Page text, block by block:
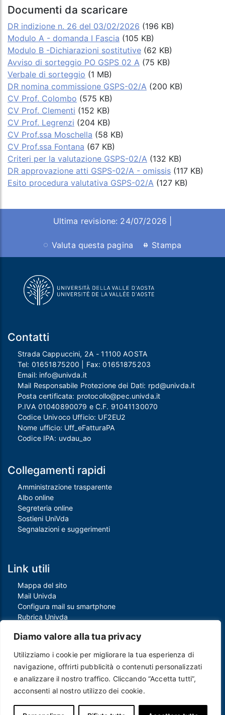
Diamo valore alla tua privacy
Utilizziamo i cookie per migliorare la tua esperienza di
navigazione, offrirti pubblicità o contenuti personalizzati
e analizzare il nostro traffico. Cliccando “Accetta tutti”,
acconsenti al nostro utilizzo dei cookie.
Documenti da scaricare
DR indizione n. 26 del 03/02/2026 (196 KB)
Modulo A - domanda I Fascia (105 KB)
Modulo B -Dichiarazioni sostitutive (62 KB)
Avviso di sorteggio PO GSPS 02 A (75 KB)
Verbale di sorteggio (1 MB)
DR nomina commissione GSPS-02/A (200 KB)
CV Prof. Colombo (575 KB)
CV Prof. Clementi (152 KB)
CV Prof. Legrenzi (204 KB)
CV Prof.ssa Moschella (58 KB)
CV Prof.ssa Fontana (67 KB)
Criteri per la valutazione GSPS-02/A (132 KB)
DR approvazione atti GSPS-02/A - omissis (117 KB)
Esito procedura valutativa GSPS-02/A (127 KB)
Ultima revisione: 24/07/2026 |
Valuta questa pagina Stampa
Contatti
Strada Cappuccini, 2A - 11100 AOSTA
Tel: 01651875200 | Fax:01651875203
Email: info@univda.it
Mail Responsabile Protezione dei Dati: rpd@univda.it
Posta certificata: protocollo@pec.univda.it
P.IVA 01040890079 e C.F. 91041130070
Codice Univoco Ufficio: UF2EU2
Nome ufficio: Uff_eFatturaPA
Codice IPA: uvdau_ao
Collegamenti rapidi
Amministrazione trasparente
Albo online
Segreteria online
Sostieni UniVda
Segnalazioni e suggerimenti
Link utili
Mappa del sito
Mail Univda
Configura mail su smartphone
Rubrica Univda
Piè di pagina
Crediti
Note legali
Contatti
Privacy e Cookie policy